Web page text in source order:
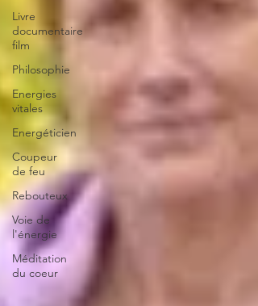
Livre
documentaire
film
Philosophie
Energies
vitales
Energéticien
Coupeur
de feu
Rebouteux
Voie de
l'énergie
Méditation
du coeur